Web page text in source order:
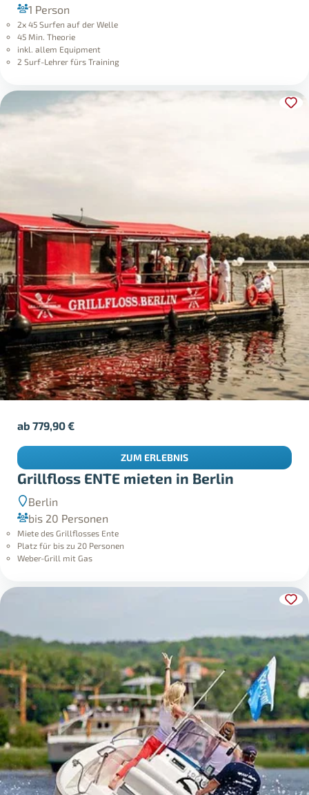
1 Person
2x 45 Surfen auf der Welle
45 Min. Theorie
inkl. allem Equipment
2 Surf-Lehrer fürs Training
Grillfloss ENTE mieten in Berlin
Berlin
bis 20 Personen
Miete des Grillflosses Ente
Platz für bis zu 20 Personen
Weber-Grill mit Gas
ab779,90€
ZUM ERLEBNIS